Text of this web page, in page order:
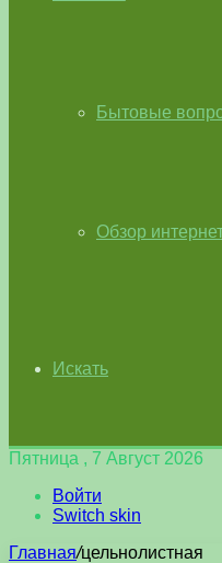
Бытовые
Обзор
Искать
Пятница , 7 Август 2026
Войти
Switch skin
Главная/цельнолистная